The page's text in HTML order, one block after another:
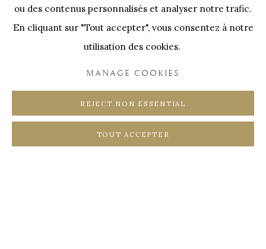
CEDRIC BURNEL
MEET DISTRICT
CASTEELKEN
JUWELIER VANHOUTTEGHEM
ou des contenus personnalisés et analyser notre trafic.
En cliquant sur "Tout accepter", vous consentez à notre
utilisation des cookies.
MANAGE COOKIES
REJECT NON ESSENTIAL
TOUT ACCEPTER